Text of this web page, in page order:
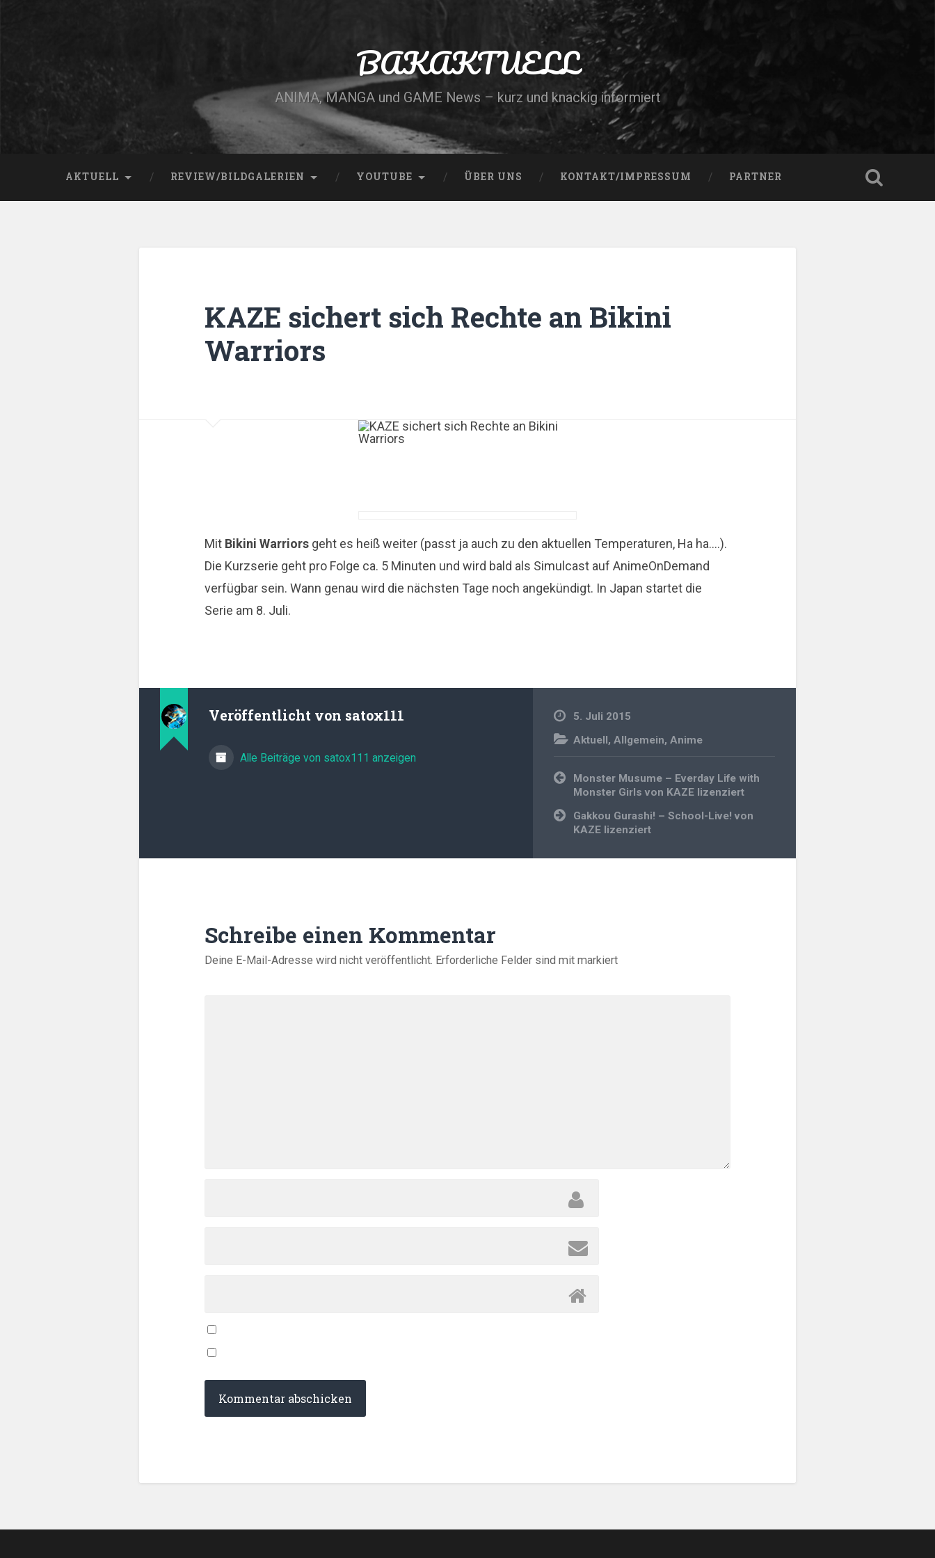
BAKAKTUELL
ANIMA, MANGA und GAME News – kurz und knackig informiert
AKTUELL REVIEW/BILDGALERIEN YOUTUBE ÜBER UNS KONTAKT/IMPRESSUM PARTNER
KAZE sichert sich Rechte an Bikini
Warriors
Mit Bikini Warriors geht es heiß weiter (passt ja auch zu den aktuellen Temperaturen, Ha ha….).
Die Kurzserie geht pro Folge ca. 5 Minuten und wird bald als Simulcast auf AnimeOnDemand
verfügbar sein. Wann genau wird die nächsten Tage noch angekündigt. In Japan startet die
Serie am 8. Juli.
Veröffentlicht von satox111
Alle Beiträge von satox111 anzeigen
5. Juli 2015
Aktuell,Allgemein,Anime
Beitragsnavigation
Monster Musume – Everday Life with
Monster Girls von KAZE lizenziert
Gakkou Gurashi! – School-Live! von
KAZE lizenziert
Schreibe einen Kommentar
Deine E-Mail-Adresse wird nicht veröffentlicht. Erforderliche Felder sind mitmarkiert